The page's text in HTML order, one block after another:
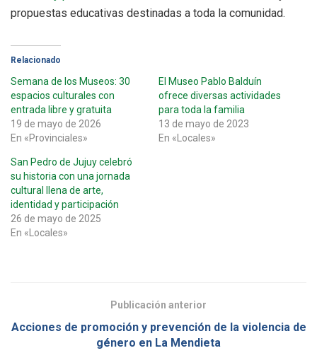
propuestas educativas destinadas a toda la comunidad.
Relacionado
Semana de los Museos: 30
espacios culturales con
entrada libre y gratuita
19 de mayo de 2026
En «Provinciales»
El Museo Pablo Balduín
ofrece diversas actividades
para toda la familia
13 de mayo de 2023
En «Locales»
San Pedro de Jujuy celebró
su historia con una jornada
cultural llena de arte,
identidad y participación
26 de mayo de 2025
En «Locales»
Publicación anterior
Acciones de promoción y prevención de la violencia de
género en La Mendieta